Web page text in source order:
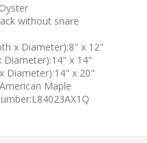
without snare
x Diameter):8" x 12"
Diameter):14" x 14"
Diameter):14" x 20"
Maple
L84023AX1Q